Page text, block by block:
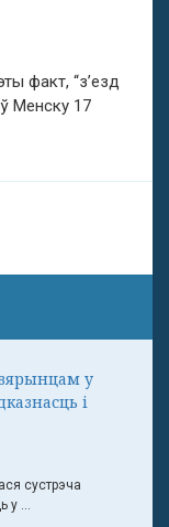
факт, “з’езд
Менску 17
у
і
сустрэча
у ...